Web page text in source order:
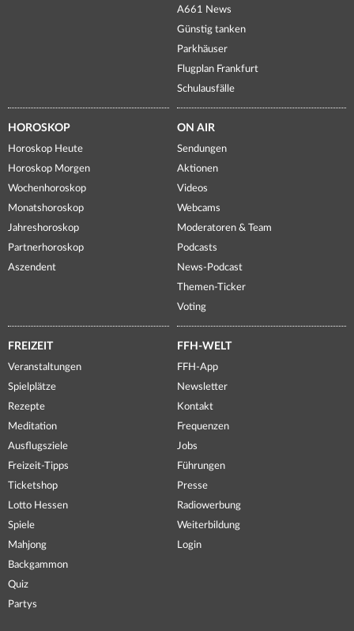
A661 News
Günstig tanken
Parkhäuser
Flugplan Frankfurt
Schulausfälle
HOROSKOP
Horoskop Heute
Horoskop Morgen
Wochenhoroskop
Monatshoroskop
Jahreshoroskop
Partnerhoroskop
Aszendent
ON AIR
Sendungen
Aktionen
Videos
Webcams
Moderatoren & Team
Podcasts
News-Podcast
Themen-Ticker
Voting
FREIZEIT
Veranstaltungen
Spielplätze
Rezepte
Meditation
Ausflugsziele
Freizeit-Tipps
Ticketshop
Lotto Hessen
Spiele
Mahjong
Backgammon
Quiz
Partys
FFH-WELT
FFH-App
Newsletter
Kontakt
Frequenzen
Jobs
Führungen
Presse
Radiowerbung
Weiterbildung
Login